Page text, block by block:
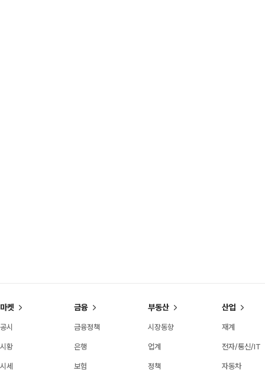
마켓
공시
시황
시세
금융
금융정책
은행
보험
부동산
시장동향
업계
정책
산업
재계
전자/통신/IT
자동차